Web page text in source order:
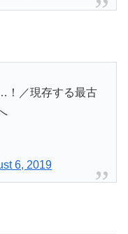
！／現存する最古
6, 2019